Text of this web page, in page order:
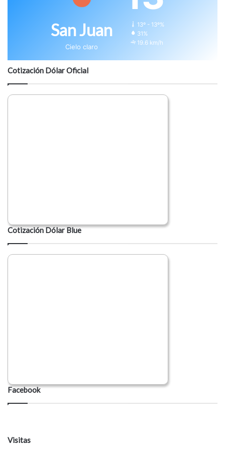
San Juan
Cielo claro
13º - 13º%
31%
19.6 km/h
Cotización Dólar Oficial
Cotización Dólar Blue
Facebook
Visitas